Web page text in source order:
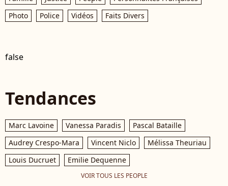
Photo
Police Vidéos Faits Divers
false
Tendances
Marc Lavoine Vanessa Paradis
Pascal Bataille
Audrey Crespo-Mara
Vincent Niclo
Mélissa Theuriau
Louis Ducruet
Emilie Dequenne
VOIR TOUS LES PEOPLE